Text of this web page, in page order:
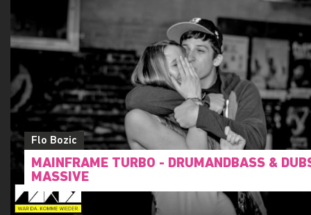
Flo Bozic
MAINFRAME TURBO - DRUMANDBASS &
MASSIVE